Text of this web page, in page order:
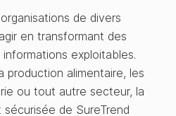
de divers
en transformant des
exploitables.
production alimentaire, les
ou tout autre secteur, la
de SureTrend